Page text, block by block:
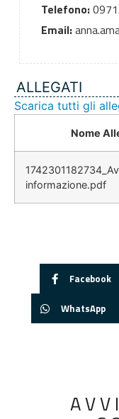
Telefono:
Email:
ALLEGATI
Scarica tutti gli
Nome
informazione.pdf
Facebook
WhatsApp